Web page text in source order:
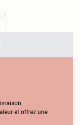
et offrez une